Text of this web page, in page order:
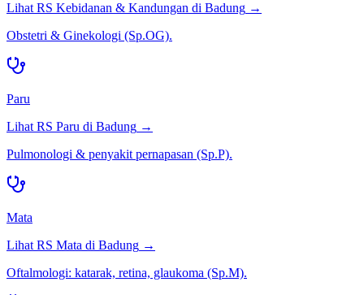
Lihat RS Kebidanan & Kandungan di Badung →
Obstetri & Ginekologi (Sp.OG).
Paru
Lihat RS Paru di Badung →
Pulmonologi & penyakit pernapasan (Sp.P).
Mata
Lihat RS Mata di Badung →
Oftalmologi: katarak, retina, glaukoma (Sp.M).